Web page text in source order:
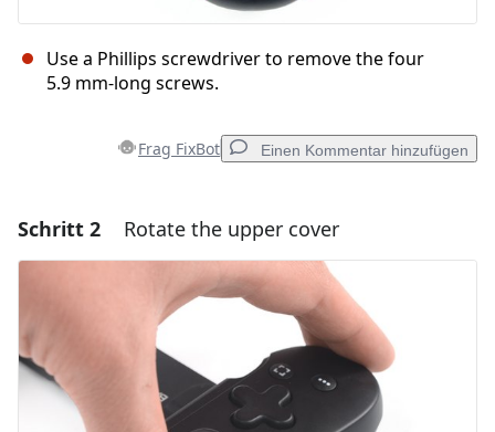
Use a Phillips screwdriver to remove the four
5.9 mm-long screws.
Frag FixBot Einen Kommentar hinzufügen
Einen Kommentar hinzufügen
Kommentar hinzufügen
Abbrechen Kommentieren
Schritt 2 Rotate the upper cover